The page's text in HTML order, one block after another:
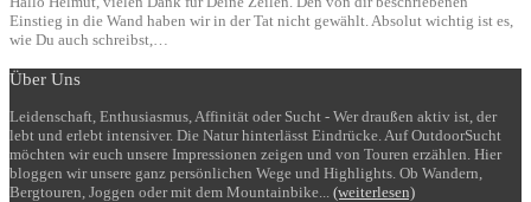
Einstieg in die Wand haben wir in der Tat nicht gewählt. Absolut wichtig ist es,
wie Du auch schreibst,…
Über Uns
Leidenschaft, Enthusiasmus, Affinität oder Sucht - Wer draußen aktiv ist, der
lebt und erlebt intensiver. Die Natur hinterlässt Eindrücke. Auf OutdoorSucht
möchten wir euch unsere Impressionen zeigen und von Touren erzählen. Hier
bloggen wir unsere ganz persönlichen Wege und Highlights. Ob Wandern,
Bergtouren, Joggen oder mit dem Mountainbike... (weiterlesen)